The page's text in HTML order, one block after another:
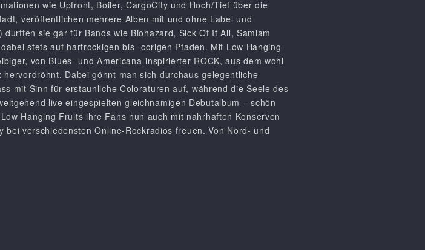
wie Upfront, Boiler, CargoCity und Hoch/Tief über die
veröffentlichen mehrere Alben mit und ohne Label und
sie gar für Bands wie Biohazard, Sick Of It All, Samiam
stets auf hartrockigen bis -corigen Pfaden. Mit Low Hanging
von Blues- und Americana-inspirierter ROCK, aus dem wohl
Dabei gönnt man sich durchaus gelegentliche
mit Sinn für erstaunliche Coloraturen auf, während die Seele des
live eingespielten gleichnamigen Debutalbum – schön
Hanging Fruits ihre Fans nun auch mit nahrhaften Konserven
verschiedensten Online-Rockradios freuen. Von Nord- und